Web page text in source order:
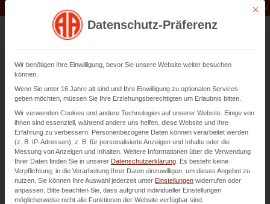
Rohrreinigung in Heilbronn
seit 1982
Seit über 40 Jahren sind wir in der professionellen
Rohrreinigung in Heilbronn und im gesamten Rhein-
Neckar-Gebiet tätig.
Mit
Datenschutz-Präferenz
Wir benötigen Ihre Einwilligung, bevor Sie unsere Website weiter besuchen
können.
Wenn Sie unter 16 Jahre alt sind und Ihre Einwilligung zu optionalen Services
geben möchten, müssen Sie Ihre Erziehungsberechtigten um Erlaubnis bitten.
Wir verwenden Cookies und andere Technologien auf unserer Website. Einige von
ihnen sind essenziell, während andere uns helfen, diese Website und Ihre
Erfahrung zu verbessern. Personenbezogene Daten können verarbeitet werden
(z. B. IP-Adressen), z. B. für personalisierte Anzeigen und Inhalte oder die
Messung von Anzeigen und Inhalten. Weitere Informationen über die Verwendung
Ihrer Daten finden Sie in unserer Datenschutzerklärung Es besteht keine
Verpflichtung, in die Verarbeitung Ihrer Daten einzuwilligen, um dieses Angebot zu
nutzen. Sie können Ihre Auswahl jederzeit unter Einstellungen widerrufen oder
anpassen. Bitte beachten Sie, dass aufgrund individueller Einstellungen
möglicherweise nicht alle Funktionen der Website verfügbar sind.